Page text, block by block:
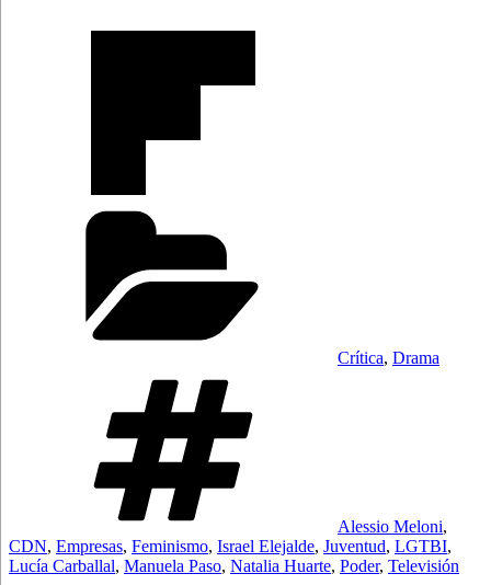
Crítica, Drama
Alessio Meloni,
CDN, Empresas, Feminismo, Israel Elejalde, Juventud, LGTBI,
Lucía Carballal, Manuela Paso, Natalia Huarte, Poder, Televisión